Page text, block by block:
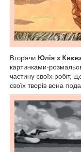
Вторячи Юлія з
картинками-
частину своїх робіт,
своїх творів вона